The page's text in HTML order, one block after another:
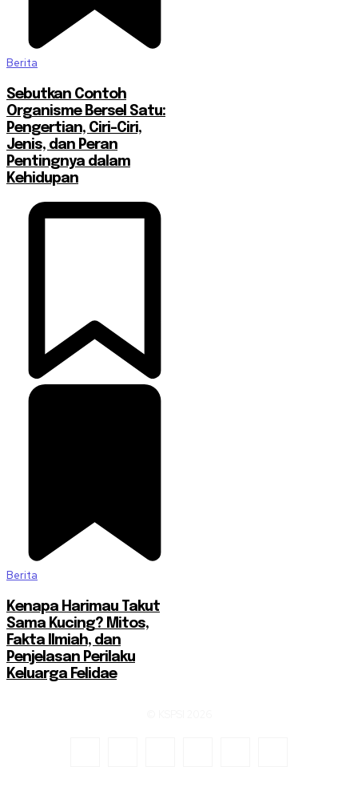
Berita
Sebutkan Contoh
Organisme Bersel Satu:
Pengertian, Ciri-Ciri,
Jenis, dan Peran
Pentingnya dalam
Kehidupan
Berita
Kenapa Harimau Takut
Sama Kucing? Mitos,
Fakta Ilmiah, dan
Penjelasan Perilaku
Keluarga Felidae